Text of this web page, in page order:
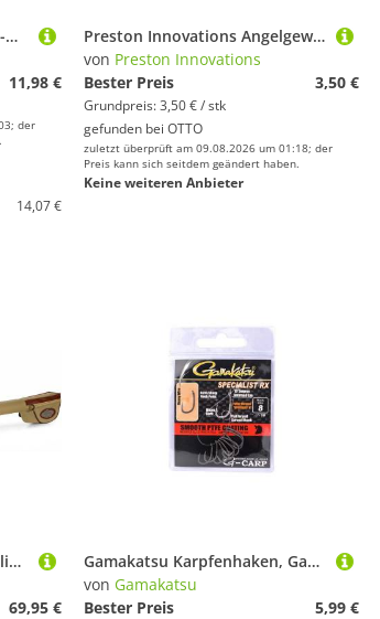
Zite Fishing ProSharp Chebu-Haken Sortiment | 30 Stück in Aufbewahrungsbox | Größe #4, #6, #8 | Teflon-Haken mit Baitholder für Cheburashka-Rig | Ideal für Forelle, Barsch & Zander
11,98 €
der
14,07 €
Preston Innovations Angelgewicht Bullet Feeder - Medium 20G
von Preston Innovations
Bester Preis
3,50 €
Grundpreis: 3,50 € / stk
gefunden bei OTTO
zuletzt überprüft am 09.08.2026 um 01:18; der
Preis kann sich seitdem geändert haben.
Keine weiteren Anbieter
normani Angelrutentasche Fliegenruten Futteral Barcelona Double
69,95 €
Gamakatsu Karpfenhaken, Gamakatsu G-Carp Specialist RX Gr. 4 Karpfenhaken
von Gamakatsu
Bester Preis
5,99 €